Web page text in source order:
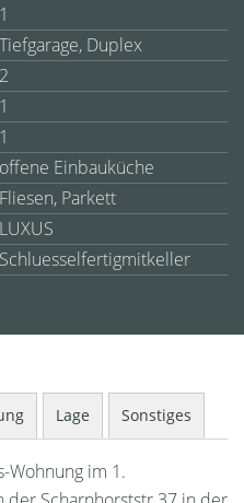
1
Tiefgarage, Duplex
2
1
1
offene Einbauküche
Fliesen, Parkett
LUXUS
Schluesselfertigmitkeller
Lage Sonstiges
Wohnung im 1.